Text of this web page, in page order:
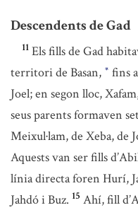
Descendents de Gad
11 Els fills de Gad
territori de Basan, * fins
Joel; en segon lloc,
seus parents formaven
Meixul·lam, de Xeba, de
Aquests van ser fills
línia directa foren Hurí,
Jahdó i Buz. 15 Ahí, fill